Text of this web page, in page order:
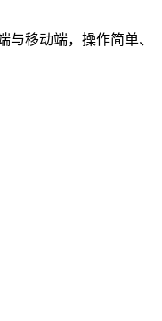
移动端，操作简单、